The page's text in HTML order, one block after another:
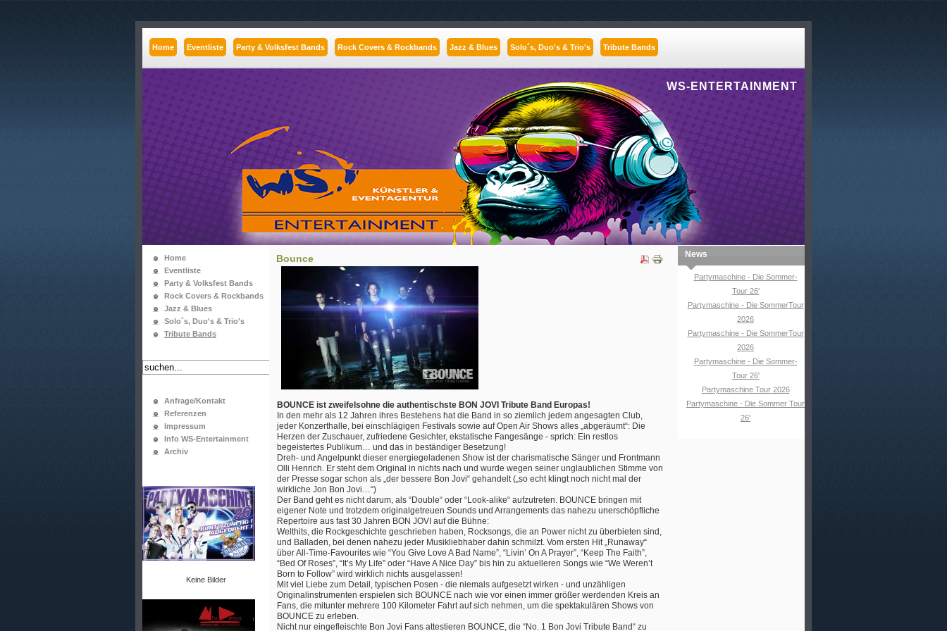
Home Eventliste Party & Volksfest Bands Rock Covers & Rockbands Jazz & Blues Solo´s, Duo's & Trio's Tribute Bands
WS-ENTERTAINMENT
Home
Eventliste
Party & Volksfest Bands
Rock Covers & Rockbands
Jazz & Blues
Solo´s, Duo's & Trio's
Tribute Bands
Anfrage/Kontakt
Referenzen
Impressum
Info WS-Entertainment
Archiv
Keine Bilder
Bounce
BOUNCE ist zweifelsohne die authentischste BON JOVI Tribute Band Europas!
In den mehr als 12 Jahren ihres Bestehens hat die Band in so ziemlich jedem angesagten Club,
jeder Konzerthalle, bei einschlägigen Festivals sowie auf Open Air Shows alles „abgeräumt“: Die
Herzen der Zuschauer, zufriedene Gesichter, ekstatische Fangesänge - sprich: Ein restlos
begeistertes Publikum… und das in beständiger Besetzung!
Dreh- und Angelpunkt dieser energiegeladenen Show ist der charismatische Sänger und Frontmann
Olli Henrich. Er steht dem Original in nichts nach und wurde wegen seiner unglaublichen Stimme von
der Presse sogar schon als „der bessere Bon Jovi“ gehandelt („so echt klingt noch nicht mal der
wirkliche Jon Bon Jovi…“)
Der Band geht es nicht darum, als “Double“ oder “Look-alike“ aufzutreten. BOUNCE bringen mit
eigener Note und trotzdem originalgetreuen Sounds und Arrangements das nahezu unerschöpfliche
Repertoire aus fast 30 Jahren BON JOVI auf die Bühne:
Welthits, die Rockgeschichte geschrieben haben, Rocksongs, die an Power nicht zu überbieten sind,
und Balladen, bei denen nahezu jeder Musikliebhaber dahin schmilzt. Vom ersten Hit „Runaway“
über All-Time-Favourites wie “You Give Love A Bad Name”, “Livin’ On A Prayer”, “Keep The Faith”,
“Bed Of Roses”, “It’s My Life” oder “Have A Nice Day” bis hin zu aktuelleren Songs wie “We Weren’t
Born to Follow” wird wirklich nichts ausgelassen!
Mit viel Liebe zum Detail, typischen Posen - die niemals aufgesetzt wirken - und unzähligen
Originalinstrumenten erspielen sich BOUNCE nach wie vor einen immer größer werdenden Kreis an
Fans, die mitunter mehrere 100 Kilometer Fahrt auf sich nehmen, um die spektakulären Shows von
BOUNCE zu erleben.
Nicht nur eingefleischte Bon Jovi Fans attestieren BOUNCE, die “No. 1 Bon Jovi Tribute Band“ zu
News
Partymaschine - Die Sommer-
Tour 26'
Partymaschine - Die SommerTour
2026
Partymaschine - Die SommerTour
2026
Partymaschine - Die Sommer-
Tour 26'
Partymaschine Tour 2026
Partymaschine - Die Sommer Tour
26'